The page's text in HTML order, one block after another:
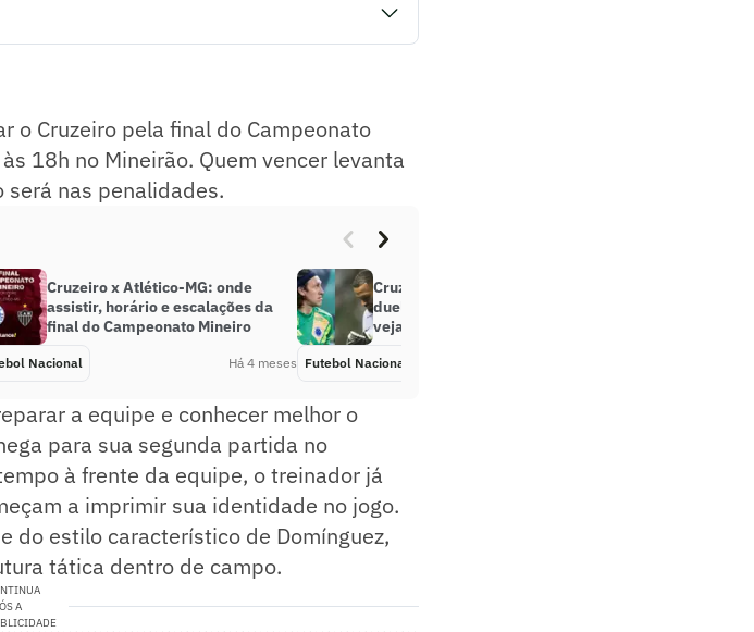
o Cruzeiro pela final do Campeonato
18h no Mineirão. Quem vencer levanta
será nas penalidades.
Cruzeiro x Atlético-MG: onde
assistir, horário e escalações da
final do Campeonato Mineiro
Nacional Há 4 meses
Cruzeiro x Atlético-MG pode ter
duelo de gigantes nos pênaltis;
veja retrospecto
Futebol Nacional
a equipe e conhecer melhor o
para sua segunda partida no
à frente da equipe, o treinador já
a imprimir sua identidade no jogo.
do estilo característico de Domínguez,
tática dentro de campo.
A